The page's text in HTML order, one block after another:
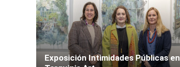
Exposición Intimidades Públicas en